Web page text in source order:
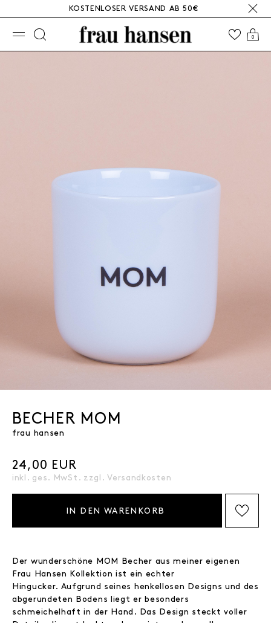
KOSTENLOSER VERSAND AB 50€
0
☰
BECHER MOM
frau hansen
24,00 EUR
inkl. ges. MwSt. zzgl.Versandkosten
IN DEN WARENKORB
Der wunderschöne MOM Becher aus meiner eigenen
Frau Hansen Kollektion ist ein echter
Hingucker. Aufgrund seines henkellosen Designs und des
abgerundeten Bodens liegt er besonders
schmeichelhaft in der Hand. Das Design steckt voller